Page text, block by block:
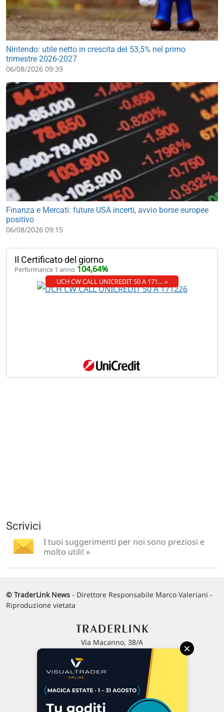
Nintendo: utile netto in crescita del 53,5% nel primo
trimestre 2026-2027
06/08/2026 09:39
Finanza e Mercati: future USA incerti, avvio borse europee
positivo
06/08/2026 09:15
Il Certificato del giorno
Performance 1 anno 104,64%
UCH CW CALL UNICREDIT 50 A 171… »
Scrivici
I tuoi suggerimenti per noi sono preziosi e
molto utili! »
© TraderLink News - Direttore Responsabile Marco Valeriani -
Riproduzione vietata
Via Macanno, 38/A
P.IVA 02 452 460 401
Chi siamo
Commenti e segnalazioni
×